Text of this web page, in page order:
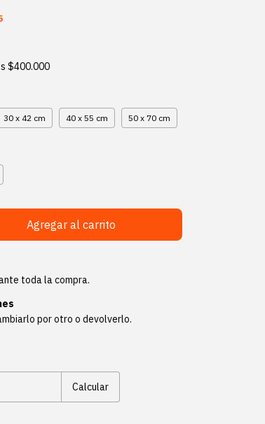
$400.000
30 x 42 cm 40 x 55 cm 50 x 70 cm
toda la compra.
por otro o devolverlo.
Calcular